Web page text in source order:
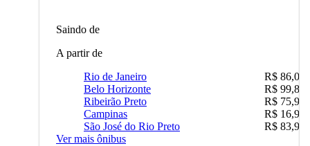
Saindo de
A partir de
Rio de Janeiro
R$ 86,00
Belo Horizonte
R$ 99,89
Ribeirão Preto
R$ 75,90
Campinas
R$ 16,90
São José do Rio Preto
R$ 83,90
Ver mais ônibus